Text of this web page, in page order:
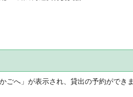
ごへ」が表示され、貸出の予約ができま